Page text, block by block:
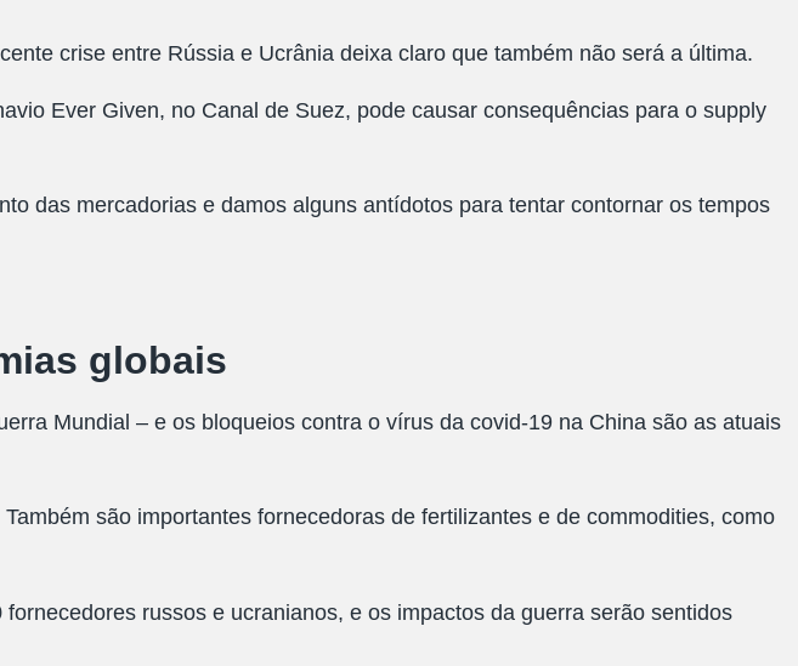
crise entre Rússia e Ucrânia deixa claro que também não será a última.
Ever Given, no Canal de Suez, pode causar consequências para o supply
das mercadorias e damos alguns antídotos para tentar contornar os tempos
globais
Mundial – e os bloqueios contra o vírus da covid-19 na China são as atuais
são importantes fornecedoras de fertilizantes e de commodities, como
russos e ucranianos, e os impactos da guerra serão sentidos